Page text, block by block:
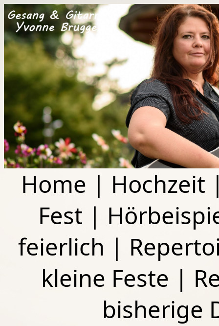
Home | Hochzeit
Fest |
feierlich |
kleine Feste |
bisherige